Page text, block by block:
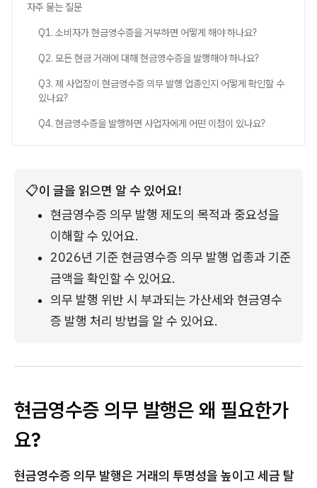
자주 묻는 질문
Q1. 소비자가 현금영수증을 거부하면 어떻게 해야 하나요?
Q2. 모든 현금 거래에 대해 현금영수증을 발행해야 하나요?
Q3. 제 사업장이 현금영수증 의무 발행 업종인지 어떻게 확인할 수
있나요?
Q4. 현금영수증을 발행하면 사업자에게 어떤 이점이 있나요?
📋이 글을 읽으면 알 수 있어요!
현금영수증 의무 발행 제도의 목적과 중요성을
이해할 수 있어요.
2026년 기준 현금영수증 의무 발행 업종과 기준
금액을 확인할 수 있어요.
의무 발행 위반 시 부과되는 가산세와 현금영수
증 발행 처리 방법을 알 수 있어요.
현금영수증 의무 발행은 왜 필요한가
요?
현금영수증 의무 발행은 거래의 투명성을 높이고 세금 탈